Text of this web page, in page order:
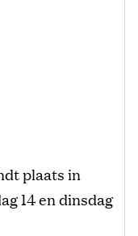
plaats in
14 en dinsdag